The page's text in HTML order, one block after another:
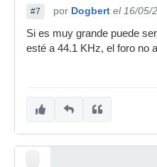
#7 por Dogbert el 16/05/
Si es muy grande puede
esté a 44.1 KHz, el foro no